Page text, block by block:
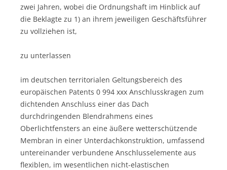
zwei Jahren, wobei die Ordnungshaft im Hinblick auf
die Beklagte zu 1) an ihrem jeweiligen Geschäftsführer
zu vollziehen ist,
zu unterlassen
im deutschen territorialen Geltungsbereich des
europäischen Patents 0 994 xxx Anschlusskragen zum
dichtenden Anschluss einer das Dach
durchdringenden Blendrahmens eines
Oberlichtfensters an eine äußere wetterschützende
Membran in einer Unterdachkonstruktion, umfassend
untereinander verbundene Anschlusselemente aus
flexiblen, im wesentlichen nicht-elastischen